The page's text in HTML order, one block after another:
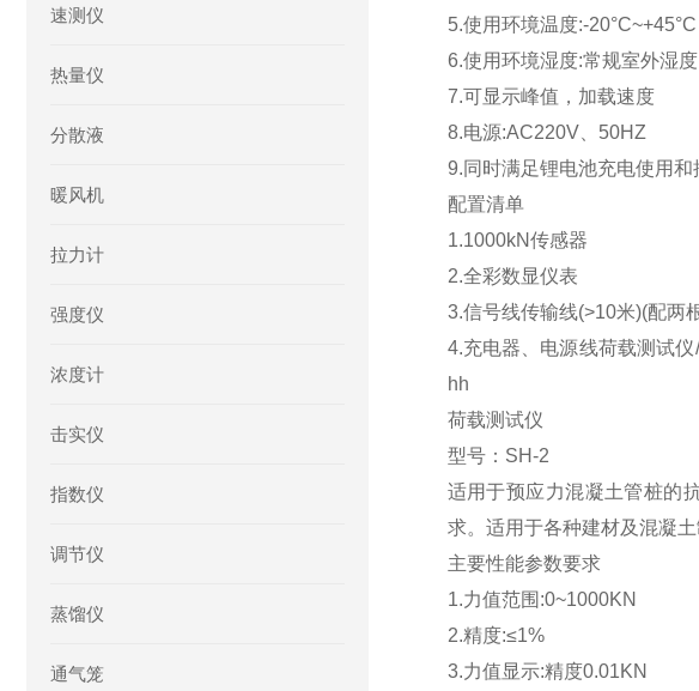
速测仪
热量仪
分散液
暖风机
拉力计
强度仪
浓度计
击实仪
指数仪
调节仪
蒸馏仪
通气笼
5.使用环境温度:-20°C~+45°C
6.使用环境湿度:常规室外湿度
7.可显示峰值，加载速度
8.电源:AC220V、50HZ
9.同时满足锂电池充电使用和
配置清单
1.1000kN传感器
2.全彩数显仪表
3.信号线传输线(>10米)(配两
4.充电器、电源线荷载测试
hh
荷载测试仪
型号：SH-2
适用于预应力混凝土管桩的
求。适用于各种建材及混凝
主要性能参数要求
1.力值范围:0~1000KN
2.精度:≤1%
3.力值显示:精度0.01KN